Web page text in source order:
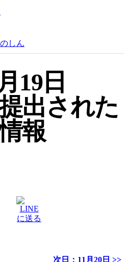
しん
19日
出された
報
次日：11月20日 >>